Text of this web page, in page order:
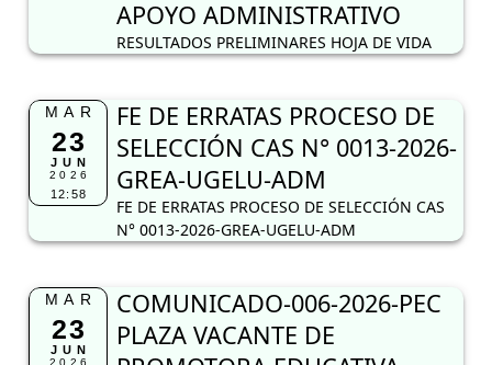
APOYO ADMINISTRATIVO
RESULTADOS PRELIMINARES HOJA DE VIDA
MAR
23
JUN
2026
12:58
FE DE ERRATAS PROCESO DE
SELECCIÓN CAS N° 0013-2026-
GREA-UGELU-ADM
FE DE ERRATAS PROCESO DE SELECCIÓN CAS
N° 0013-2026-GREA-UGELU-ADM
MAR
23
JUN
2026
COMUNICADO-006-2026-PEC
PLAZA VACANTE DE